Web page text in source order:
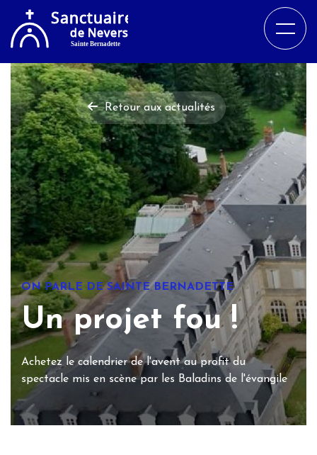
Retour aux actualités
ON PARLE DE SAINTE BERNADETTE
Un projet fou !
Achetez le calendrier de l'avent au profit du
spectacle mis en scène par les Baladins de l'évangile